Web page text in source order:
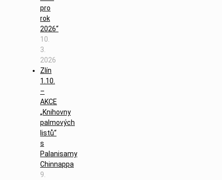
pro
rok
2026“
10.
3.
2026
Zlín
1.10.
–
AKCE
„Knihovny
palmových
listů“
s
Palanisamy
Chinnappa
9.